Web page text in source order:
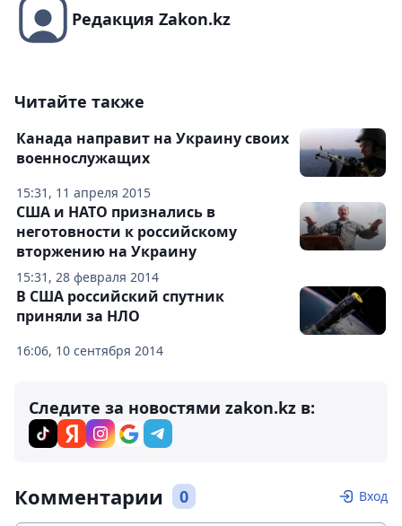
Редакция Zakon.kz
Читайте также
15:31, 11 апреля 2015
Канада направит на Украину своих
военнослужащих
15:31, 28 февраля 2014
США и НАТО признались в
неготовности к российскому
вторжению на Украину
16:06, 10 сентября 2014
В США российский спутник
приняли за НЛО
Следите за новостями zakon.kz в:
Комментарии 0 Вход